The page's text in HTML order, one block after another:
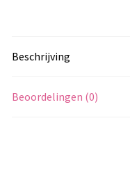
Beschrijving
Beoordelingen (0)